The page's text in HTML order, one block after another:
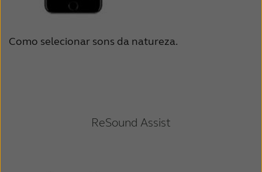
Como selecionar sons da natureza.
ReSound Assist